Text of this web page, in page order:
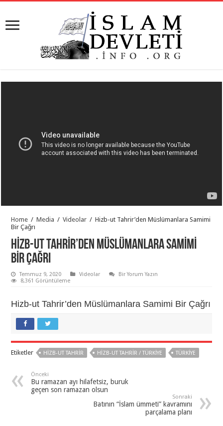
Home / Media / Videolar / Hizb-ut Tahrir’den Müslümanlara Samimi
Bir Çağrı
HIZB-UT TAHRIR’DEN MÜSLÜMANLARA SAMIMI
BIR ÇAĞRI
Temmuz 9, 2020 Videolar
Bir Yorum Yazın
8,361 Görüntüleme
Hizb-ut Tahrir’den Müslümanlara Samimi Bir Çağrı
Etiketler HIZB-UT TAHRIR HIZB-UT TAHRIR / TÜRKIYE TÜRKIYE
Önceki
Bu ramazan ayı hilafetsiz, buruk
geçen son ramazan olsun
Sonraki
Batının “İslam ümmeti” kavramını
parçalama planı